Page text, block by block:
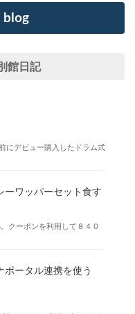
blog
館日記
にデビュー購入したドラム式
ーワッパーセット食す
クーポンを利用して８４０
ポータル連携を使う